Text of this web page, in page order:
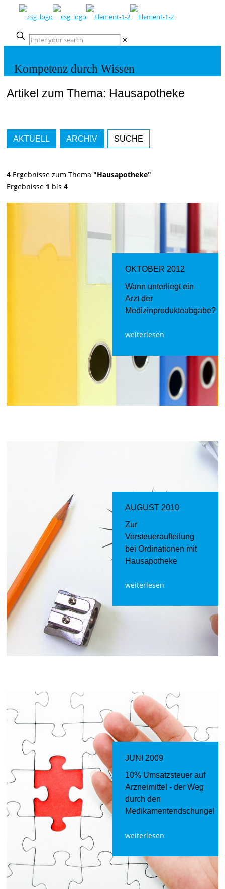
✕
Kompetenz durch Wissen
Artikel zum Thema: Hausapotheke
AKTUELL ARCHIV SUCHE
4 Ergebnisse zum Thema "Hausapotheke"
Ergebnisse 1 bis 4
OKTOBER 2012
Wann unterliegt ein
Arzt der
Medizinprodukteabgabe?
weiterlesen
AUGUST 2010
Zur
Vorsteueraufteilung
bei Ordinationen mit
Hausapotheke
weiterlesen
JUNI 2009
10% Umsatzsteuer auf
Arzneimittel - der Weg
durch den
Medikamentendschungel
weiterlesen